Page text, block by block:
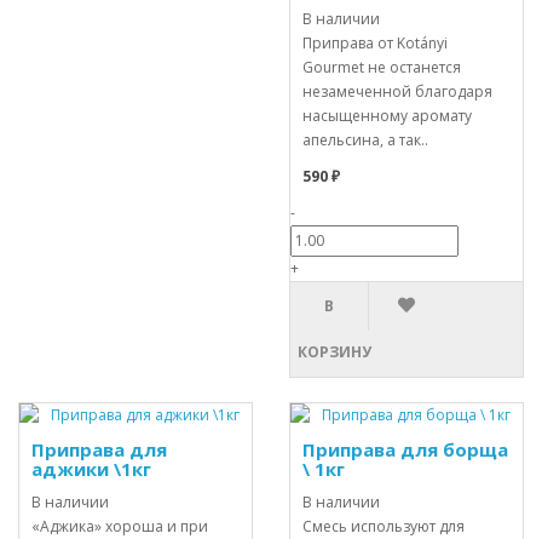
В наличии
Приправа от Kotányi
Gourmet не останется
незамеченной благодаря
насыщенному аромату
апельсина, а так..
590 ₽
-
+
В
КОРЗИНУ
Приправа для
аджики \1кг
В наличии
«Аджика» хороша и при
Приправа для борща
\ 1кг
В наличии
Смесь используют для